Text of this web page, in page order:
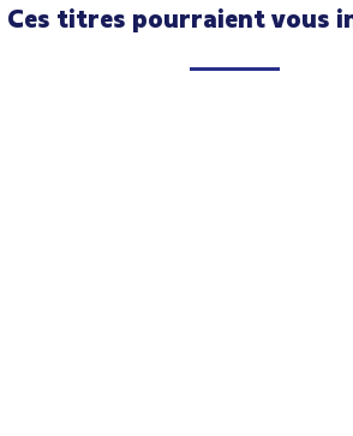
Ces titres pourraient vous